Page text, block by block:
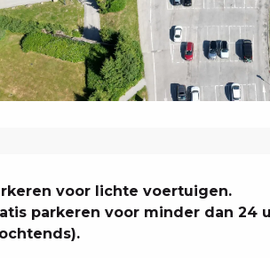
voor lichte voertuigen.
parkeren voor minder dan 24